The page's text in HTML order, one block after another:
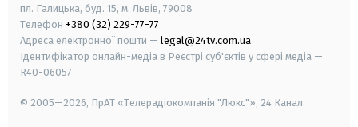
пл. Галицька, буд. 15, м. Львів, 79008
Телефон +380 (32) 229-77-77
Адреса електронної пошти — legal@24tv.com.ua
Ідентифікатор онлайн-медіа в Реєстрі суб'єктів у сфері медіа —
R40-06057
© 2005—2026, ПрАТ «Телерадіокомпанія "Люкс"», 24 Канал.